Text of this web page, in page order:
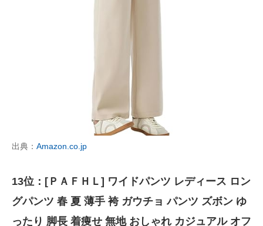
出典： Amazon.co.jp
13位：[ＰＡＦＨＬ] ワイドパンツ レディース ロン
グパンツ 春 夏 薄手 袴 ガウチョ パンツ ズボン ゆ
ったり 脚長 着痩せ 無地 おしゃれ カジュアル オフ